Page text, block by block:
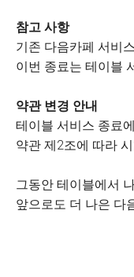
참고 사항
기존 다음카페 서비
이번 종료는 테이블
약관 변경 안내
테이블 서비스 종료
약관 제2조에 따라
그동안 테이블에서
앞으로도 더 나은 다